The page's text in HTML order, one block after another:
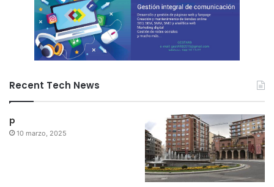
Recent Tech News
p
10 marzo, 2025